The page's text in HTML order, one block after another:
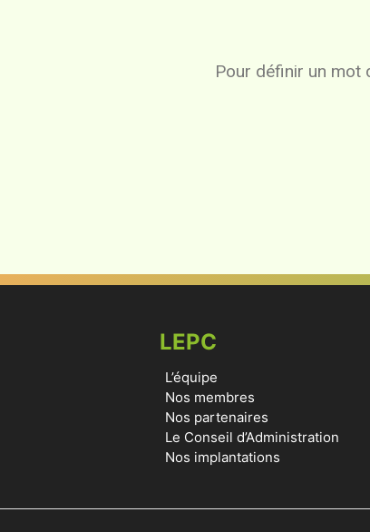
Pour définir un mot
LEPC
L’équipe
Nos membres
Nos partenaires
Le Conseil d’Administration
Nos implantations